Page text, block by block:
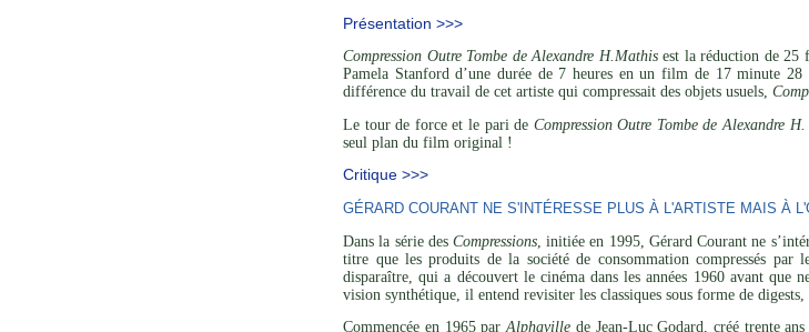
Présentation >>>
Compression Outre Tombe de Alexandre H.Mathisest la réduction de 25
Pamela Stanford d’une durée de 7 heures en un film de 17 minute
différence du travail de cet artiste qui compressait des objets usuels,
Le tour de force et le pari de Compression Outre Tombe de Alexandre
seul plan du film original !
Critique >>>
GÉRARD COURANT NE S'INTÉRESSE PLUS À L'ARTISTE MAIS À
Dans la série desCompressions , initiée en 1995, Gérard Courant ne
titre que les produits de la société de consommation compressés par
disparaître, qui a découvert le cinéma dans les années 1960 avant que
vision synthétique, il entend revisiter les classiques sous forme de
Commencée en 1965 parAlphaville de Jean-Luc Godard, créé trente